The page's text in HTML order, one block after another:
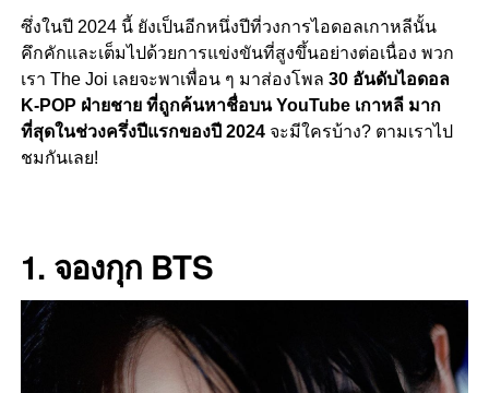
ซึ่งในปี 2024 นี้ ยังเป็นอีกหนึ่งปีที่วงการไอดอลเกาหลีนั้น
คึกคักและเต็มไปด้วยการแข่งขันที่สูงขึ้นอย่างต่อเนื่อง พวก
เรา The Joi เลยจะพาเพื่อน ๆ มาส่องโพล 30 อันดับไอดอล
K-POP ฝ่ายชาย ที่ถูกค้นหาชื่อบน YouTube เกาหลี มาก
ที่สุดในช่วงครึ่งปีแรกของปี 2024จะมีใครบ้าง? ตามเราไป
ชมกันเลย!
1. จองกุก BTS